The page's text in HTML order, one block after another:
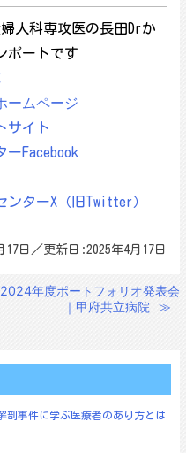
人科専攻医の長田Drか
ポートです
ームページ
サイト
Facebook
ンターX（旧Twitter）
17日／更新日:2025年4月17日
2024年度ポートフォリオ発表会
｜甲府共立病院
≫
剖事件に学ぶ医療者のあり方とは